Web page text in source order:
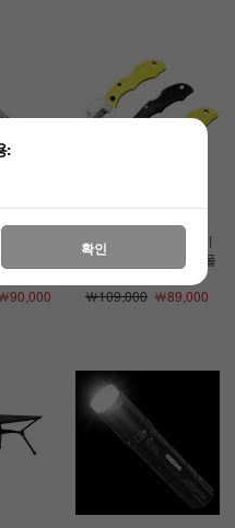
90,000
[정품][스파이더코]레이
디버그3 나이프 EDC 폴
￦109,000 ￦89,000
:
확인